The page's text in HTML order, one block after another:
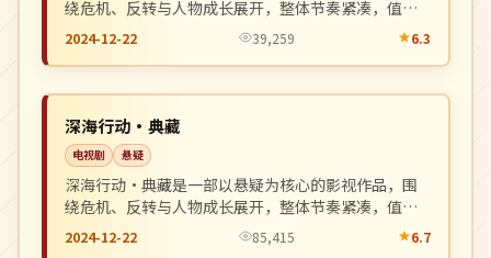
绕危机、反转与人物成长展开，整体节奏紧凑，值得
推荐观看。
2024-12-22 39,259 6.3
美国
深海行动·典藏
电视剧 悬疑
深海行动·典藏是一部以悬疑为核心的影视作品，围
绕危机、反转与人物成长展开，整体节奏紧凑，值得
推荐观看。
2024-12-22 85,415 6.7